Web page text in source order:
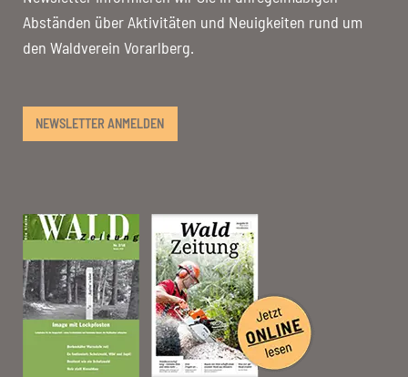
Abständen über Aktivitäten und Neuigkeiten rund um
den Waldverein Vorarlberg.
NEWSLETTER ANMELDEN